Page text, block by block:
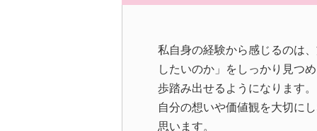
私自身の経験から感じるのは
したいのか」をしっかり見つ
歩踏み出せるようになります。
自分の想いや価値観を大切に
思います。